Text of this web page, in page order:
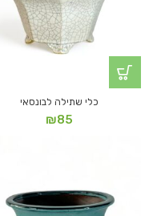
כלי שתילה לבונסאי
₪85